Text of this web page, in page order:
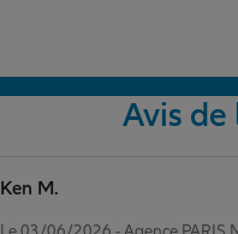
Avis de
Ken M.